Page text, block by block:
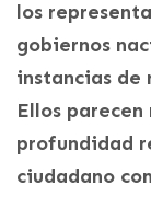
los
gobiernos
instancias de
Ellos
profundidad
ciudadano